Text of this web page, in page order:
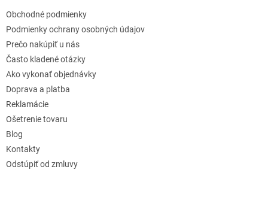
Obchodné podmienky
Podmienky ochrany osobných údajov
Prečo nakúpiť u nás
Často kladené otázky
Ako vykonať objednávky
Doprava a platba
Reklamácie
Ošetrenie tovaru
Blog
Kontakty
Odstúpiť od zmluvy